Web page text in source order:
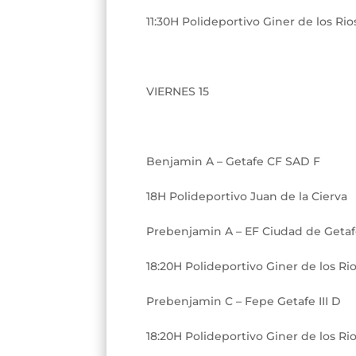
11:30H Polideportivo Giner de los
VIERNES 15
Benjamin A – Getafe CF SAD F
18H Polideportivo Juan de la Cierva
Prebenjamin A – EF Ciudad de
18:20H Polideportivo Giner de los
Prebenjamin C – Fepe Getafe III D
18:20H Polideportivo Giner de los